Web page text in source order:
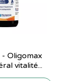
Oligomax
vitalité...